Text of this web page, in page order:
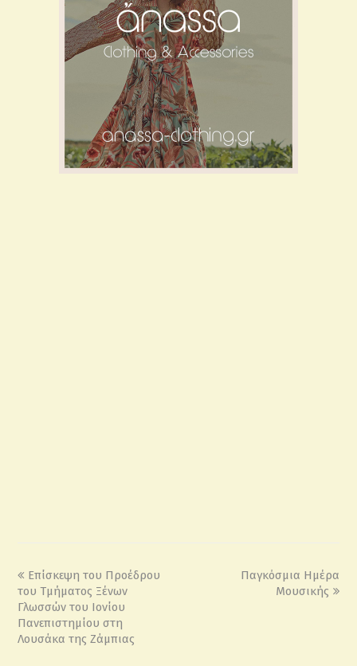
Επίσκεψη του Προέδρου
του Τμήματος Ξένων
Γλωσσών του Ιονίου
Πανεπιστημίου στη
Λουσάκα της Ζάμπιας
Παγκόσμια Ημέρα
Μουσικής